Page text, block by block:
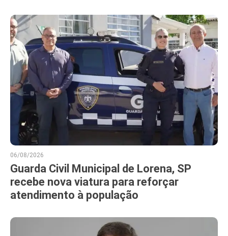
06/08/2026
Guarda Civil Municipal de Lorena, SP
recebe nova viatura para reforçar
atendimento à população